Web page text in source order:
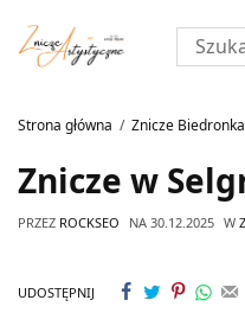
Strona główna Znicze Biedronka
Znicze w
PRZEZ ROCKSEO NA 30.12.2025 W
UDOSTĘPNIJ